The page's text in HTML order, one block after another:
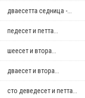
дваесетта седница -...
педесет и петта...
шеесет и втора...
дваесет и втора...
сто деведесет и петта...